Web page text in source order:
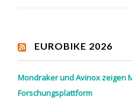
EUROBIKE 2026
Mondraker und Avinox zeigen
Forschungsplattform